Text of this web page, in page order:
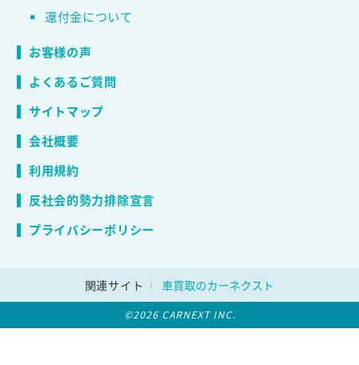
還付金について
お客様の声
よくあるご質問
サイトマップ
会社概要
利用規約
反社会的勢力排除宣言
プライバシーポリシー
関連サイト 車買取のカーネクスト
©2026 CARNEXT INC.